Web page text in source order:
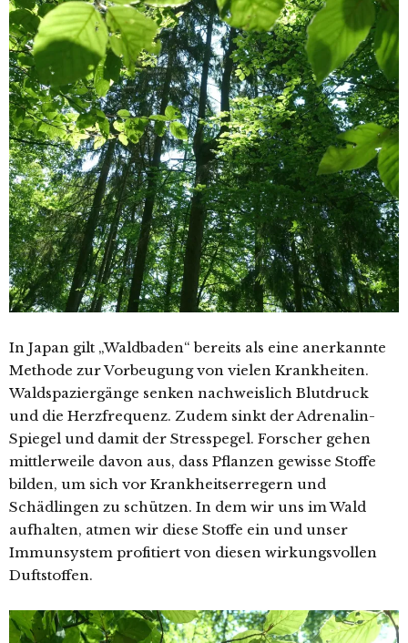
In Japan gilt „Waldbaden“ bereits als eine anerkannte
Methode zur Vorbeugung von vielen Krankheiten.
Waldspaziergänge senken nachweislich Blutdruck
und die Herzfrequenz. Zudem sinkt der Adrenalin-
Spiegel und damit der Stresspegel. Forscher gehen
mittlerweile davon aus, dass Pflanzen gewisse Stoffe
bilden, um sich vor Krankheitserregern und
Schädlingen zu schützen. In dem wir uns im Wald
aufhalten, atmen wir diese Stoffe ein und unser
Immunsystem profitiert von diesen wirkungsvollen
Duftstoffen.